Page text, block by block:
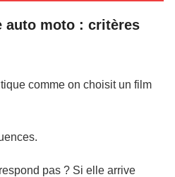
auto moto : critères
comme on choisit un film
pas ? Si elle arrive